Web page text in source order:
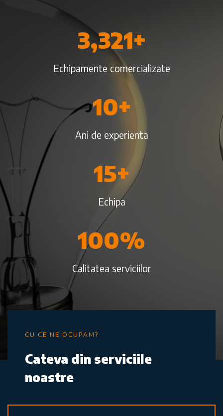
3,321+
Echipamente comercializate
10+
Ani de experienta
15+
Echipa
100%
Calitatea serviciilor
CU CE NE OCUPAM?
Cateva din serviciile
noastre